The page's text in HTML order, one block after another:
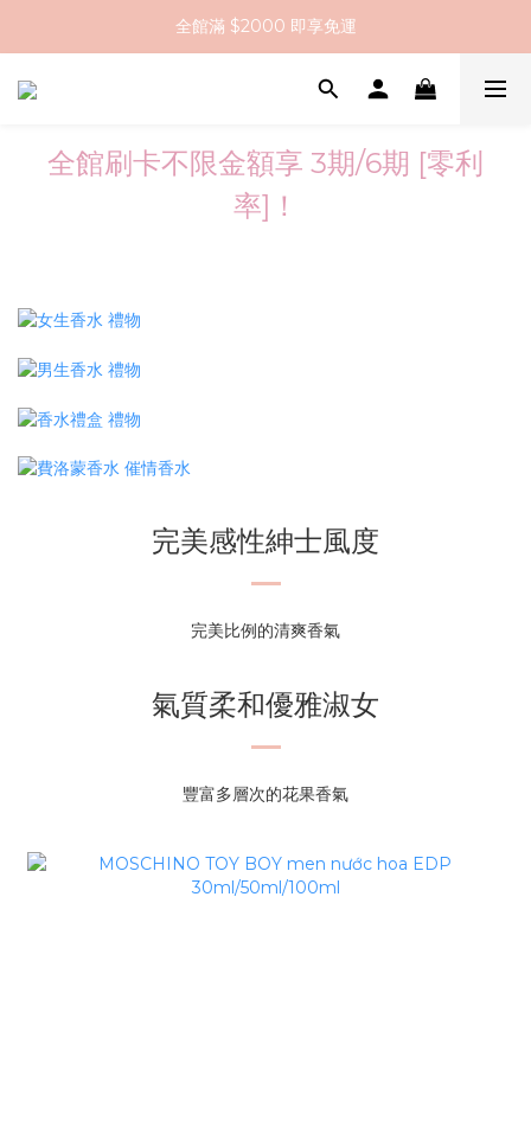
全館滿 $2000 即享免運
全館滿 $2000 即享免運
註冊會員送 $200 購物金
全館刷卡不限金額享 3期/6期 [零利
率]！
完美感性紳士風度
完美比例的清爽香氣
氣質柔和優雅淑女
豐富多層次的花果香氣